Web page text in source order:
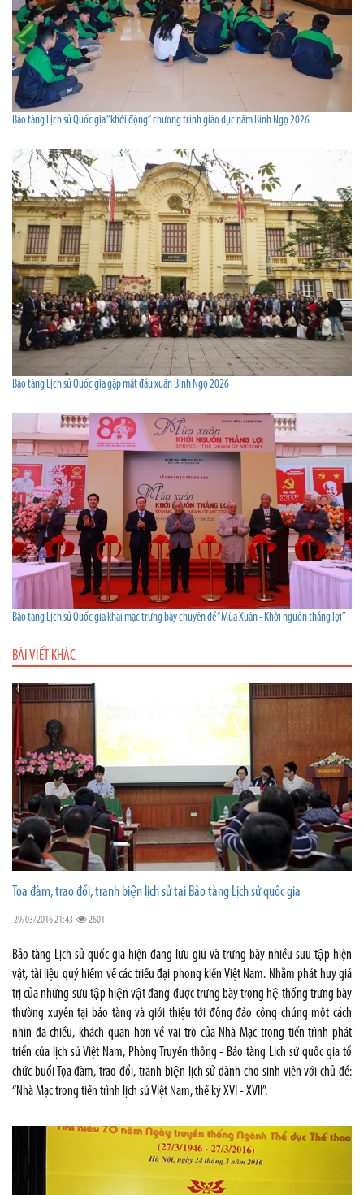
Bảo tàng Lịch sử Quốc gia “khởi động” chương trình giáo dục năm Bính Ngọ 2026
Bảo tàng Lịch sử Quốc gia gặp mặt đầu xuân Bính Ngọ 2026
Bảo tàng Lịch sử Quốc gia khai mạc trưng bày chuyên đề “Mùa Xuân - Khởi nguồn thắng lợi”
BÀI VIẾT KHÁC
Tọa đàm, trao đổi, tranh biện lịch sử tại Bảo tàng Lịch sử quốc gia
29/03/2016 21:43 2601
Bảo tàng Lịch sử quốc gia hiện đang lưu giữ và trưng bày nhiều sưu tập hiện
vật, tài liệu quý hiếm về các triều đại phong kiến Việt Nam. Nhằm phát huy giá
trị của những sưu tập hiện vật đang được trưng bày trong hệ thống trưng bày
thường xuyên tại bảo tàng và giới thiệu tới đông đảo công chúng một cách
nhìn đa chiều, khách quan hơn về vai trò của Nhà Mạc trong tiến trình phát
triển của lịch sử Việt Nam, Phòng Truyền thông - Bảo tàng Lịch sử quốc gia tổ
chức buổi Tọa đàm, trao đổi, tranh biện lịch sử dành cho sinh viên với chủ đề:
“Nhà Mạc trong tiến trình lịch sử Việt Nam, thế kỷ XVI - XVII”.